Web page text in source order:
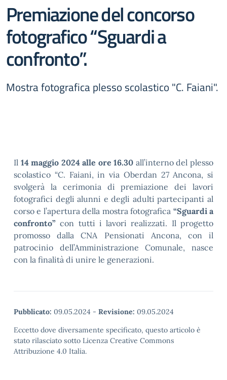
Premiazione del concorso
fotografico “Sguardi a
confronto”.
Mostra fotografica plesso scolastico "C. Faiani".
Il 14 maggio 2024 alle ore 16.30 all’interno del plesso
scolastico “C. Faiani, in via Oberdan 27 Ancona, si
svolgerà la cerimonia di premiazione dei lavori
fotografici degli alunni e degli adulti partecipanti al
corso e l’apertura della mostra fotografica “Sguardi a
confronto” con tutti i lavori realizzati. Il progetto
promosso dalla CNA Pensionati Ancona, con il
patrocinio dell’Amministrazione Comunale, nasce
con la finalità di unire le generazioni.
Pubblicato: 09.05.2024 - Revisione: 09.05.2024
Eccetto dove diversamente specificato, questo articolo è
stato rilasciato sotto Licenza Creative Commons
Attribuzione 4.0 Italia.